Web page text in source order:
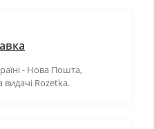
- Нова Пошта,
Rozetka.